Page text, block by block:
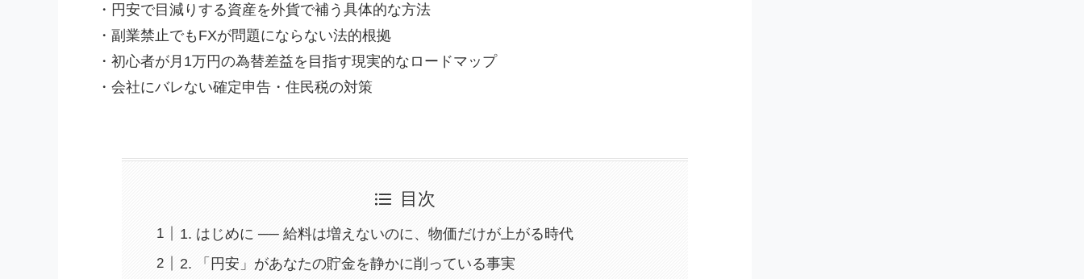
・円安で目減りする資産を外貨で補う具体的な方法
・副業禁止でもFXが問題にならない法的根拠
・初心者が月1万円の為替差益を目指す現実的なロードマップ
・会社にバレない確定申告・住民税の対策
目次
1. はじめに ── 給料は増えないのに、物価だけが上がる時代
2. 「円安」があなたの貯金を静かに削っている事実